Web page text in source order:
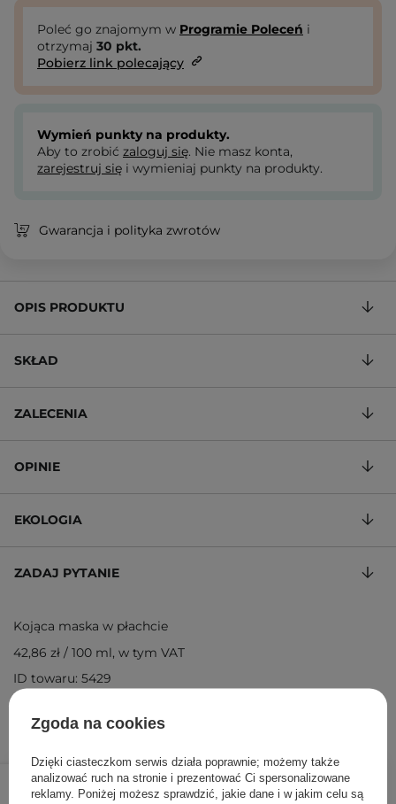
12,00 zł /szt.
Poleć go znajomym w Programie Poleceń i
otrzymaj 30 pkt.
Pobierz link polecający
Wymień punkty na produkty.
Aby to zrobić zaloguj się. Nie masz konta,
zarejestruj się i wymieniaj punkty na produkty.
Gwarancja i polityka zwrotów
OPIS PRODUKTU
SKŁAD
ZALECENIA
OPINIE
EKOLOGIA
ZADAJ PYTANIE
Kojąca maska w płachcie
42,86 zł / 100 ml, w tym VAT
ID towaru: 5429
Zgoda na cookies
Dzięki ciasteczkom serwis działa poprawnie; możemy także
analizować ruch na stronie i prezentować Ci spersonalizowane
reklamy. Poniżej możesz sprawdzić, jakie dane i w jakim celu są